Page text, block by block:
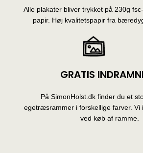
Alle plakater bliver trykket på 230g
papir. Høj kvalitetspapir fra
GRATIS
På SimonHolst.dk finder du et
egetræsrammer i forskellige farver. Vi
ved køb af ramme.